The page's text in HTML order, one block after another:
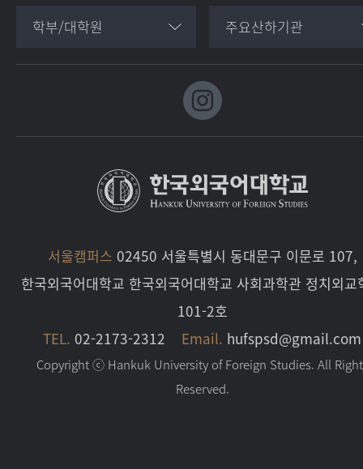
학부/대학원 주요산하기관
서울캠퍼스 02450 서울특별시 동대문구 이문로 107,
한국외국어대학교 한국외국어대학교 사회과학관 정치외교
101-2호
TEL. 02-2173-2312 Email. hufspsd@gmail.com
Copyright ⓒ Hankuk University of Foreign Studies. All
Reserved.